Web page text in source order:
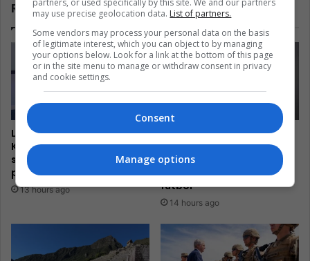
Related Articles
La estrella colombiana
Karol G convierte el
sentimiento en un acto de
poder global
13 hours ago
La estrella brasileña
Kerolin hace que el
Barcelona apueste en
grande por el futuro del
fútbol
14 hours ago
may use precise geolocation data. List of partners.
Some vendors may process your personal data on the basis
of legitimate interest, which you can object to by managing
your options below. Look for a link at the bottom of this page
or in the site menu to manage or withdraw consent in privacy
and cookie settings.
Consent
Manage options